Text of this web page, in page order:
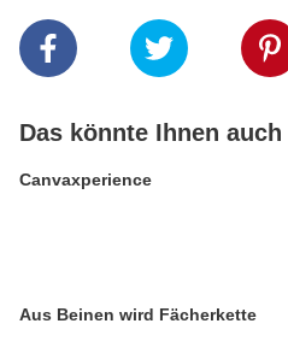
Das könnte Ihnen
Canvaxperience
Aus Beinen wird Fächerkette